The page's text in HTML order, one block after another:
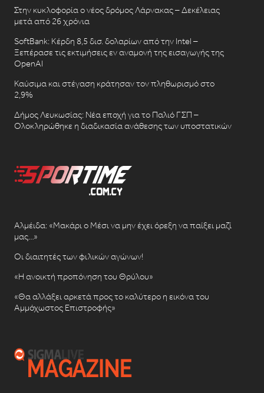
Στην κυκλοφορία ο νέος δρόμος Λάρνακας – Δεκέλειας
μετά από 26 χρόνια
SoftBank: Κέρδη 8,5 δισ. δολαρίων από την Intel –
Ξεπέρασε τις εκτιμήσεις εν αναμονή της εισαγωγής της
OpenAI
Καύσιμα και στέγαση κράτησαν τον πληθωρισμό στο
2,9%
Δήμος Λευκωσίας: Νέα εποχή για το Παλιό ΓΣΠ –
Ολοκληρώθηκε η διαδικασία ανάθεσης των υποστατικών
Αλμέιδα: «Μακάρι ο Μέσι να μην έχει όρεξη να παίξει μαζί
μας…»
Οι διαιτητές των φιλικών αγώνων!
«Η ανοικτή προπόνηση του Θρύλου»
«Θα αλλάξει αρκετά προς το καλύτερο η εικόνα του
Αμμόχωστος Επιστροφής»